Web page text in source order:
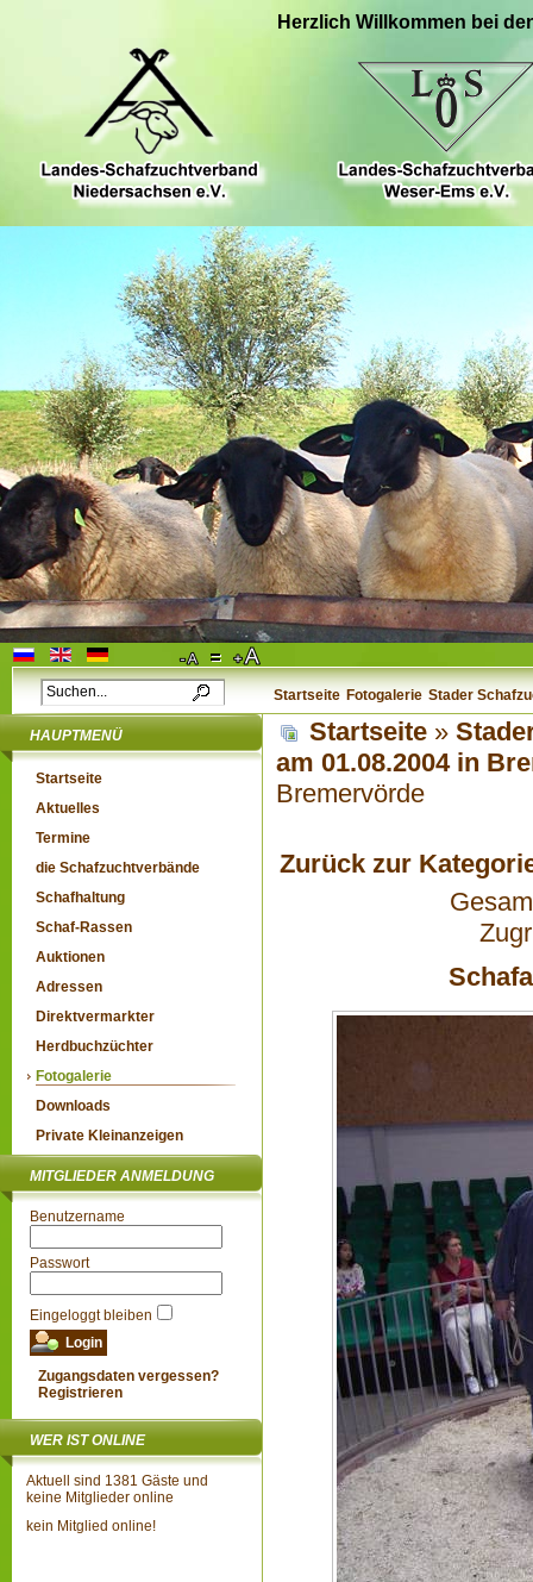
Herzlich Willkommen bei
Startseite Fotogalerie Stader
HAUPTMENÜ
Startseite
Aktuelles
Termine
die Schafzuchtverbände
Schafhaltung
Schaf-Rassen
Auktionen
Adressen
Direktvermarkter
Herdbuchzüchter
Fotogalerie
Downloads
Private Kleinanzeigen
MITGLIEDER ANMELDUNG
Benutzername
Passwort
Eingeloggt bleiben
Zugangsdaten vergessen?
Registrieren
WER IST ONLINE
Aktuell sind 1381 Gäste und
keine Mitglieder online
kein Mitglied online!
Startseite »
am 01.08.2004 in
Bremervörde
Zurück zur